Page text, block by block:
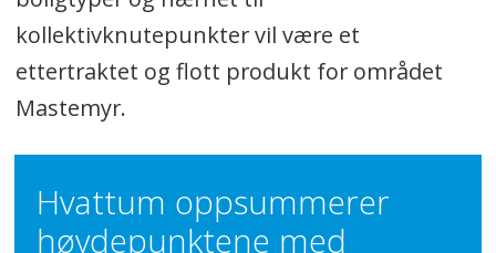
kollektivknutepunkter vil være et
ettertraktet og flott produkt for området
Mastemyr.
Hvattum oppsummerer
høydepunktene med